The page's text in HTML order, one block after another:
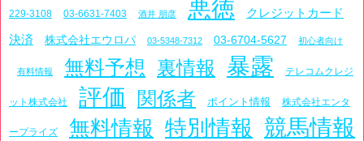
229-3108 03-6631-7403 酒井 朋彦 悪徳
クレジットカード
決済
株式会社エウロパ 03-5348-7312 03-6704-5627 初心者向け
有料情報 無料予想 裏情報 暴露 テレコムクレジ
ット株式会社 評価 関係者 ポイント情報 株式会社エンタ
ープライズ 無料情報 特別情報 競馬情報